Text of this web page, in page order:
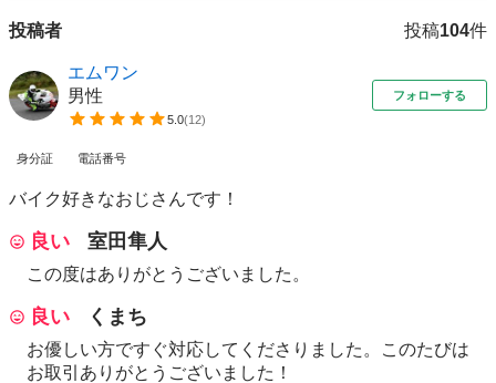
投稿者 投稿104件
エムワン
男性
5.0(12)
フォローする
身分証 電話番号
バイク好きなおじさんです！
良い 室田隼人
この度はありがとうございました。
良い くまち
お優しい方ですぐ対応してくださりました。このたびは
お取引ありがとうございました！